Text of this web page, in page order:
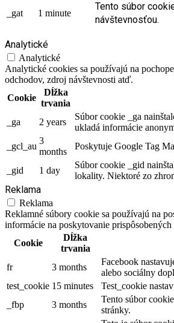
_gat 1 minute
Tento súbor
návštevnosťou.
Analytické
Analytické
Analytické cookies sa používajú na
odchodov, zdroj návštevnosti atď.
Cookie
Dĺžka
trvania
_ga 2 years
Súbor cookie _ga
ukladá informácie
_gcl_au
3
months
Poskytuje Google Tag
_gid 1 day
Súbor cookie _gid
lokality. Niektoré zo
Reklama
Reklama
Reklamné súbory cookie sa používajú na
informácie na poskytovanie prispôsobených
Cookie
Dĺžka
trvania
fr 3 months
Facebook
alebo sociálny
test_cookie 15 minutes
Test_cookie
_fbp
3 months
Tento súbor
stránky.